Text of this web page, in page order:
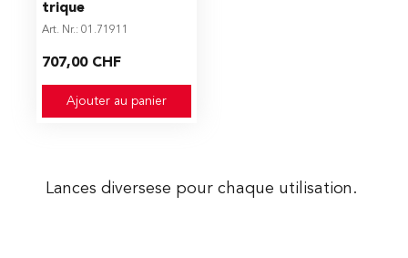
trique
Art. Nr.: 01.71911
707,00 CHF
Ajouter au panier
Lances diversese pour chaque utilisation.